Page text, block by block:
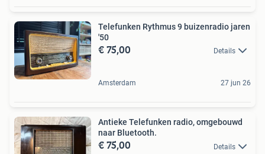
Telefunken Rythmus 9 buizenradio jaren
'50
€ 75,00 Details
Amsterdam 27 jun 26
Antieke Telefunken radio, omgebouwd
naar Bluetooth.
€ 75,00 Details